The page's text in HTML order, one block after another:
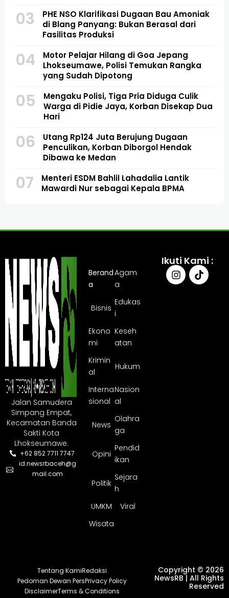
03
PHE NSO Klarifikasi Dugaan Bau Amoniak
di Blang Panyang: Bukan Berasal dari
Fasilitas Produksi
04
Motor Pelajar Hilang di Goa Jepang
Lhokseumawe, Polisi Temukan Rangka
yang Sudah Dipotong
05
Mengaku Polisi, Tiga Pria Diduga Culik
Warga di Pidie Jaya, Korban Disekap Dua
Hari
06
Utang Rp124 Juta Berujung Dugaan
Penculikan, Korban Diborgol Hendak
Dibawa ke Medan
07
Menteri ESDM Bahlil Lahadalia Lantik
Mawardi Nur sebagai Kepala BPMA
Jalan Samudera
Simpang Empat,
Kecamatan Banda
Sakti Kota
Lhokseumawe.
+62 852 7711 7747
id.newsrbaceh@g
mail.com
Berand
a
Agam
a
Bisnis
Edukas
i
Ekono
mi
Keseh
atan
Krimin
al
Hukum
Interna
sional
Nasion
al
News
Olahra
ga
Opini
Pendid
ikan
Politik
Sejara
h
UMKM
Viral
Wisata
Ikuti Kami :
Tentang KamiRedaksi
Pedoman Dewan PersPrivacy Policy
DisclaimerTerms & Conditions
Copyright © 2026
NewsRB | All Rights
Reserved